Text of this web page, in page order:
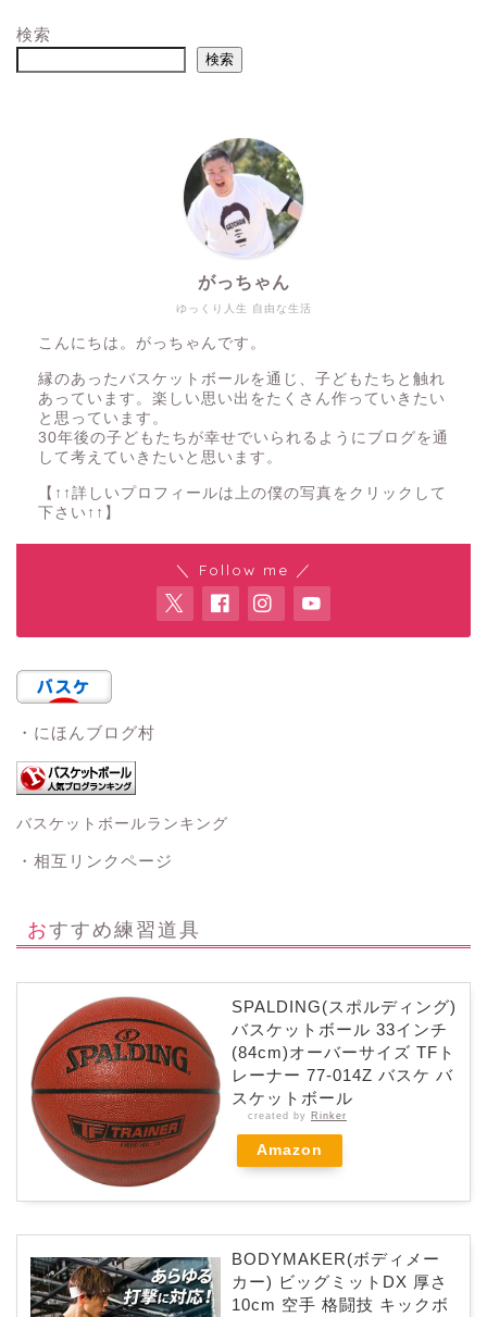
検索
検索
ゆっくり人生 自由な生活
がっちゃん
こんにちは。がっちゃんです。
縁のあったバスケットボールを通じ、子どもたちと触れ
あっています。楽しい思い出をたくさん作っていきたい
と思っています。
30年後の子どもたちが幸せでいられるようにブログを通
して考えていきたいと思います。
【↑↑詳しいプロフィールは上の僕の写真をクリックして
下さい↑↑】
＼ Follow me ／
・にほんブログ村
バスケットボールランキング
・相互リンクページ
おすすめ練習道具
SPALDING(スポルディング)
バスケットボール 33インチ
(84cm)オーバーサイズ TFト
レーナー 77-014Z バスケ バ
スケットボール
created by Rinker
Amazon
BODYMAKER(ボディメー
カー) ビッグミットDX 厚さ
10cm 空手 格闘技 キックボ